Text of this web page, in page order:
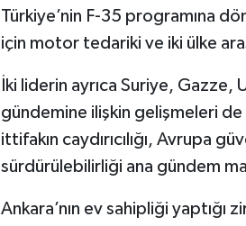
Türkiye’nin F-35 programına
için motor tedariki ve iki ülke
İki liderin ayrıca Suriye, Gazze,
gündemine ilişkin gelişmeleri
ittifakın caydırıcılığı, Avrupa
sürdürülebilirliği ana gündem
Ankara’nın ev sahipliği yaptığı